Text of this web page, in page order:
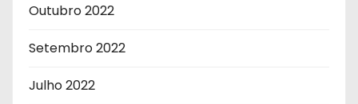
Outubro 2022
Setembro 2022
Julho 2022